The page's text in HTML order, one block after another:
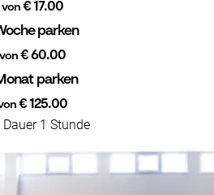
von€ 17.00
parken
von€ 60.00
parken
€ 125.00
Dauer 1 Stunde